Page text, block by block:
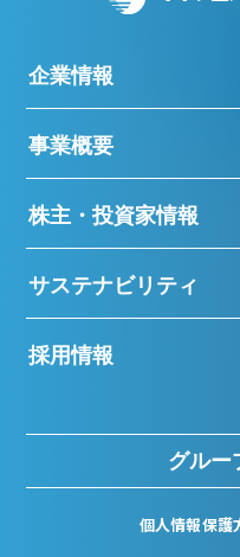
企業情報
事業概要
株主・投資家情報
サステナビリティ
採用情報
グルー
個人情報保護